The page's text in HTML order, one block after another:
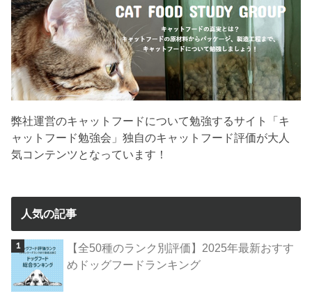
弊社運営のキャットフードについて勉強するサイト「キ
ャットフード勉強会」独自のキャットフード評価が大人
気コンテンツとなっています！
人気の記事
【全50種のランク別評価】2025年最新おすす
めドッグフードランキング